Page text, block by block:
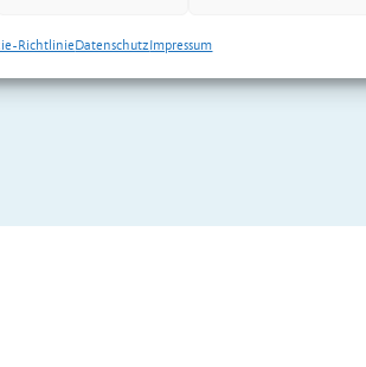
RichtlinieDatenschutzImpressum